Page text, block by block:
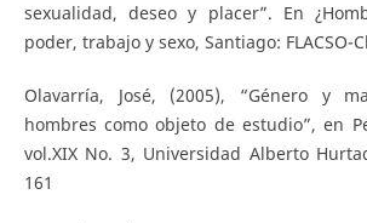
sexualidad, deseo y placer”. En
poder, trabajo y sexo, Santiago: FLACSO-
Olavarría, José, (2005), “Género y
hombres como objeto de estudio”, en
vol.XIX No. 3, Universidad Alberto
161